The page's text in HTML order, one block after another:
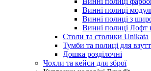
Винні полиці
Винні полиці з
Винні полиці Лофт
Столи та столики Unikata
Тумби та полиці для
Дошка розділочні
Чохли та кейси для зброї